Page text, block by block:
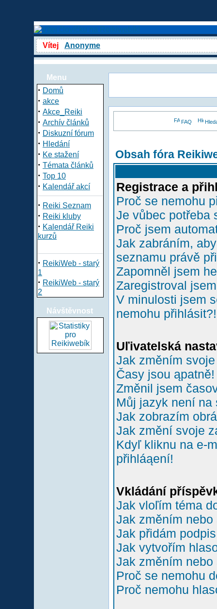
Vítej Anonyme
Menu
· Domů
· akce
· Akce_Reiki
· Archív článků
· Diskuzní fórum
· Hledání
· Ke stažení
· Témata článků
· Top 10
· Kalendář akcí
· Reiki Seznam
· Reiki kluby
· Kalendář Reiki
kurzů
· ReikiWeb - starý
1
· ReikiWeb - starý
2
Návštěvnost
FAQ
Obsah fóra
Registrace a
Proč se nemohu
Je vůbec potřeba
Proč jsem
Jak zabráním,
seznamu právě
Zapomněl jsem
Zaregistroval
V minulosti jsem
nemohu přihlásit?!
Uľivatelská
Jak změním
Časy jsou ąpatně!
Změnil jsem
Můj jazyk není na
Jak zobrazím
Jak změní svoje
Kdyľ kliknu na e-
přihláąení!
Vkládání
Jak vloľím téma
Jak změním
Jak přidám
Jak vytvořím
Jak změním
Proč se nemohu
Proč nemohu